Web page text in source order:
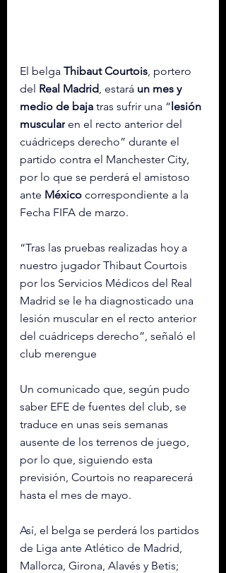
El belga Thibaut Courtois, portero
del Real Madrid, estará un mes y
medio de baja tras sufrir una “lesión
muscular en el recto anterior del
cuádriceps derecho” durante el
partido contra el Manchester City,
por lo que se perderá el amistoso
ante México correspondiente a la
Fecha FIFA de marzo.
“Tras las pruebas realizadas hoy a
nuestro jugador Thibaut Courtois
por los Servicios Médicos del Real
Madrid se le ha diagnosticado una
lesión muscular en el recto anterior
del cuádriceps derecho”, señaló el
club merengue
Un comunicado que, según pudo
saber EFE de fuentes del club, se
traduce en unas seis semanas
ausente de los terrenos de juego,
por lo que, siguiendo esta
previsión, Courtois no reaparecerá
hasta el mes de mayo.
Así, el belga se perderá los partidos
de Liga ante Atlético de Madrid,
Mallorca, Girona, Alavés y Betis;